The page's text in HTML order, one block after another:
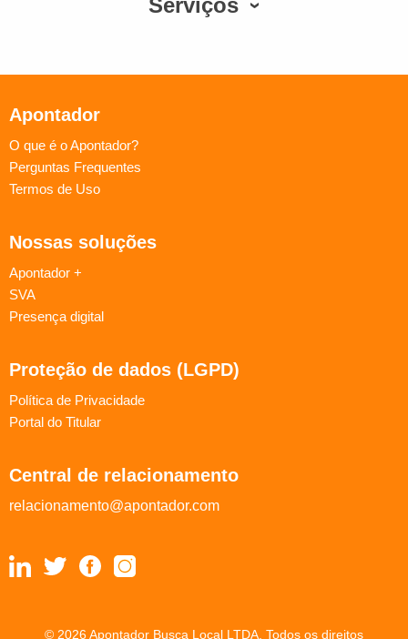
Apontador
O que é o Apontador?
Perguntas Frequentes
Termos de Uso
Nossas soluções
Apontador +
SVA
Presença digital
Proteção de dados (LGPD)
Política de Privacidade
Portal do Titular
Central de relacionamento
relacionamento@apontador.com
© 2026 Apontador Busca Local LTDA. Todos os direitos